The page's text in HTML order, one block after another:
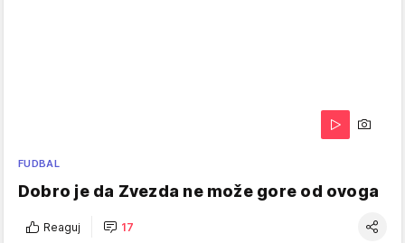
FUDBAL
Dobro je da Zvezda ne može gore od ovoga
Reaguj 17